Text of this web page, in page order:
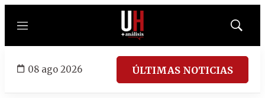
Menú
Mostrar
08 ago 2026 ÚLTIMAS NOTICIAS